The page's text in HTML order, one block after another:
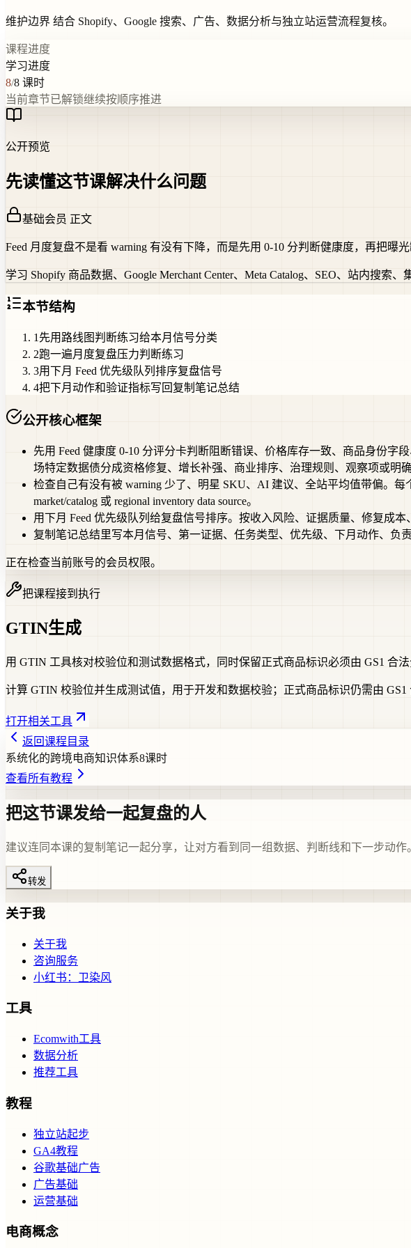
维护边界 结合 Shopify、Google 搜索、广告、数据分析与独立站运营流程复核。
课程进度
学习进度
8/8 课时
当前章节已解锁继续按顺序推进
公开预览
先读懂这节课解决什么问题
基础会员 正文
Feed 月度复盘不是看 warning 有没有下降，而是先用 0-10 分判断健康度，再把曝
学习 Shopify 商品数据、Google Merchant Center、Meta Catalog、SEO、站内搜
本节结构
1 先用路线图判断练习给本月信号分类
2跑一遍月度复盘压力判断练习
3用下月 Feed 优先级队列排序复盘信号
4把下月动作和验证指标写回复制笔记总结
公开核心框架
先用 Feed 健康度 0-10 分评分卡判断阻断错误、价格库存一致、商品身份
场特定数据债分成资格修复、增长补强、商业排序、治理规则、观察项或明确
检查自己有没有被 warning 少了、明星 SKU、AI 建议、全站平均值带偏。每
market/catalog 或 regional inventory data source。
用下月 Feed 优先级队列给复盘信号排序。按收入风险、证据质量、修复成
复制笔记总结里写本月信号、第一证据、任务类型、优先级、下月动作、负
正在检查当前账号的会员权限。
把课程接到执行
GTIN生成
用 GTIN 工具核对校验位和测试数据格式，同时保留正式商品标识必须由 GS1 合法
计算 GTIN 校验位并生成测试值，用于开发和数据校验；正式商品标识仍需由 GS1
打开相关工具
返回课程目录
系统化的跨境电商知识体系8课时
查看所有教程
把这节课发给一起复盘的人
建议连同本课的复制笔记一起分享，让对方看到同一组数据、判断线和下一步动作
转发
关于我
关于我
咨询服务
小红书：卫染风
工具
Ecomwith工具
数据分析
推荐工具
教程
独立站起步
GA4教程
谷歌基础广告
广告基础
运营基础
电商概念